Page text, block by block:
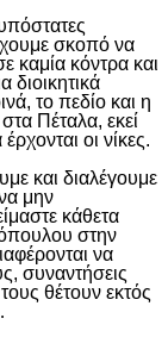
σκοπό να
καμία κόντρα και
το πεδίο και η
Πέταλα, εκεί
οι νίκες.
και διαλέγουμε
μην
κάθετα
στην
να
συναντήσεις
θέτουν εκτός